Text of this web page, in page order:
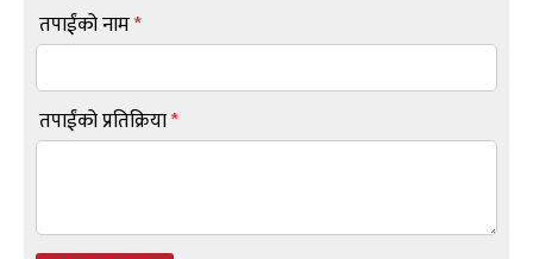
तपाईंको नाम*
तपाईंको प्रतिक्रिया*